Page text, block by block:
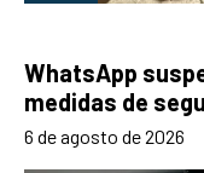
WhatsApp
medidas de
6 de agosto de 2026